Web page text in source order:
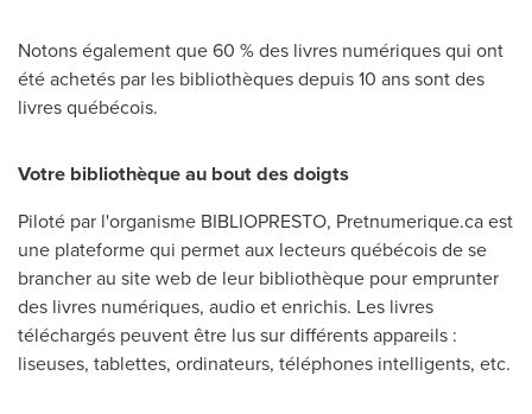
Notons également que 60 % des livres numériques qui ont
été achetés par les bibliothèques depuis 10 ans sont des
livres québécois.
Votre bibliothèque au bout des doigts
Piloté par l'organisme BIBLIOPRESTO, Pretnumerique.ca est
une plateforme qui permet aux lecteurs québécois de se
brancher au site web de leur bibliothèque pour emprunter
des livres numériques, audio et enrichis. Les livres
téléchargés peuvent être lus sur différents appareils :
liseuses, tablettes, ordinateurs, téléphones intelligents, etc.